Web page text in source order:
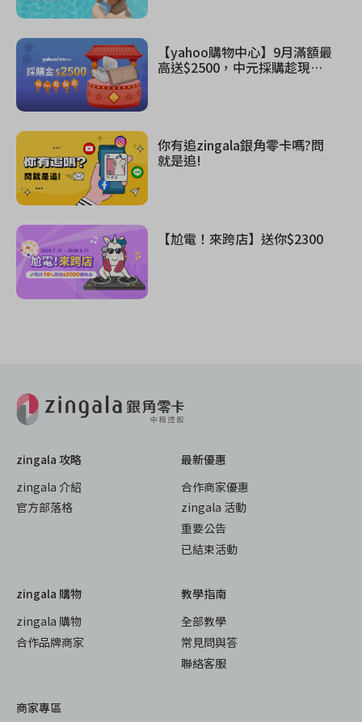
【yahoo購物中心】9月滿額最
高送$2500，中元採購趁現
你有追zingala銀角零卡嗎?問
就是追!
【尬電！來跨店】送你$2300
zingala 攻略
zingala 介紹
官方部落格
最新優惠
合作商家優惠
zingala 活動
重要公告
已結束活動
zingala 購物
zingala 購物
合作品牌商家
教學指南
全部教學
常見問與答
聯絡客服
商家專區